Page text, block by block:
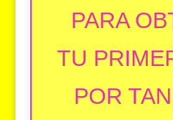
PARA
TU
POR